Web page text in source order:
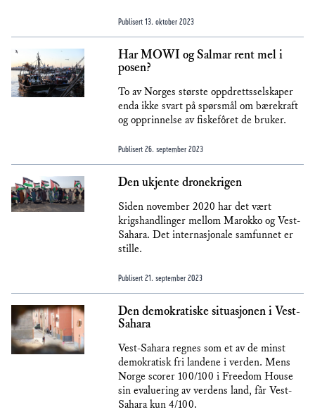
Publisert 13. oktober 2023
Har MOWI og Salmar rent mel i
posen?
To av Norges største oppdrettsselskaper
enda ikke svart på spørsmål om bærekraft
og opprinnelse av fiskefôret de bruker.
Publisert 26. september 2023
Den ukjente dronekrigen
Siden november 2020 har det vært
krigshandlinger mellom Marokko og Vest-
Sahara. Det internasjonale samfunnet er
stille.
Publisert 21. september 2023
Den demokratiske situasjonen i Vest-
Sahara
Vest-Sahara regnes som et av de minst
demokratisk fri landene i verden. Mens
Norge scorer 100/100 i Freedom House
sin evaluering av verdens land, får Vest-
Sahara kun 4/100.